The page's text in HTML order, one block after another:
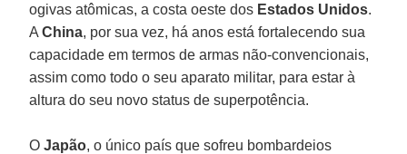
ogivas atômicas, a costa oeste dos Estados Unidos.
AChina, por sua vez, há anos está fortalecendo sua
capacidade em termos de armas não-convencionais,
assim como todo o seu aparato militar, para estar à
altura do seu novo status de superpotência.
OJapão, o único país que sofreu bombardeios